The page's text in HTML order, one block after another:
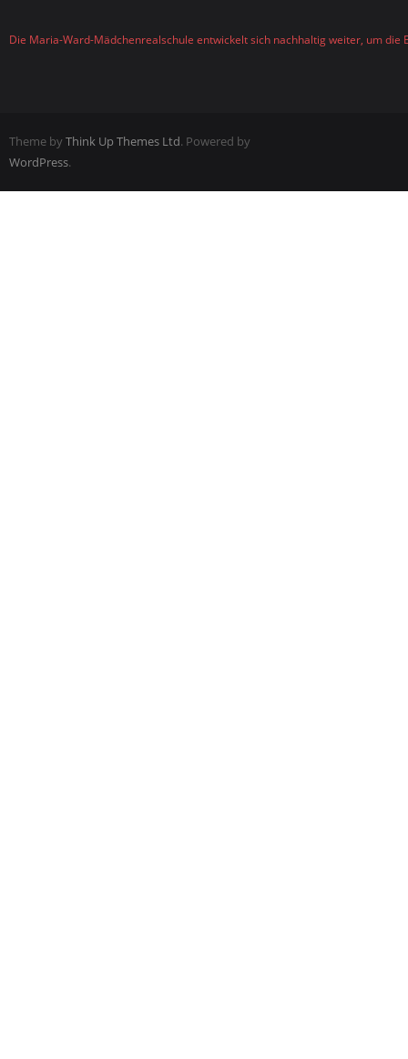
Die Maria-Ward-Mädchenrealschule entwickelt sich nachhaltig weiter, um die
Theme by Think Up Themes Ltd. Powered by
WordPress.